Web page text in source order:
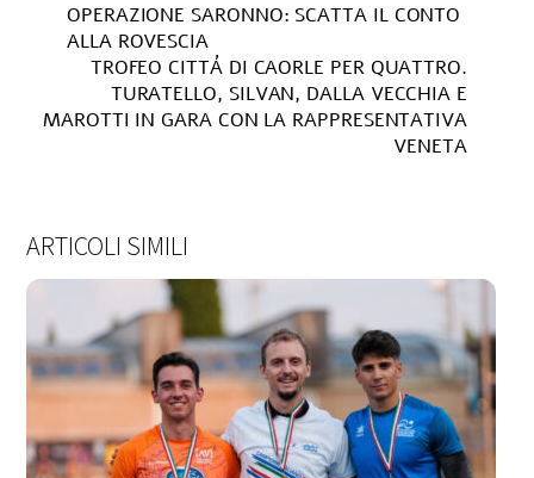
OPERAZIONE SARONNO: SCATTA IL CONTO
ALLA ROVESCIA
TROFEO CITTÁ DI CAORLE PER QUATTRO.
TURATELLO, SILVAN, DALLA VECCHIA E
MAROTTI IN GARA CON LA RAPPRESENTATIVA
VENETA
ARTICOLI SIMILI